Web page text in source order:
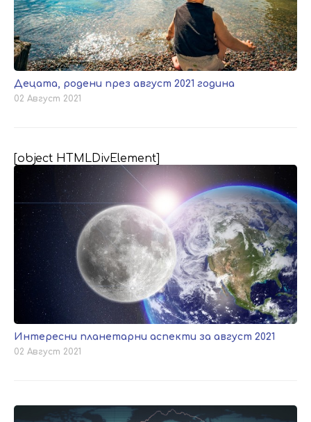
Децата, родени през август 2021 година
02 Август 2021
[object HTMLDivElement]
Интересни планетарни аспекти за август 2021
02 Август 2021